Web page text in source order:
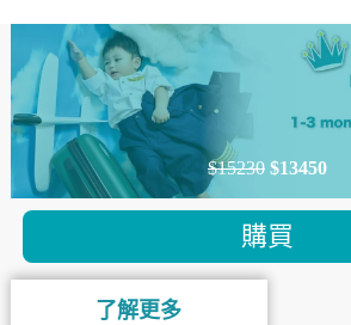
$15230 $13450
購買
了解更多